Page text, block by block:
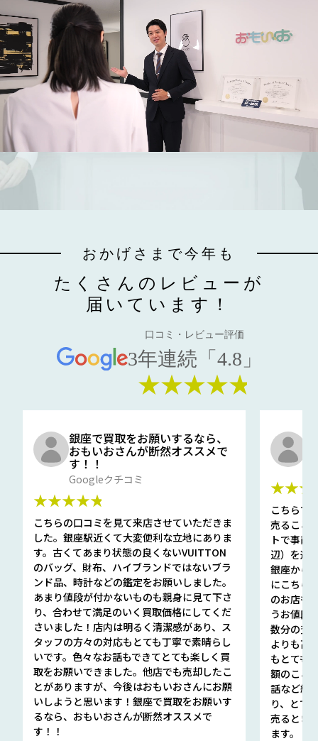
おかげさまで今年も
たくさんのレビューが
届いています！
口コミ・レビュー評価
3年連続「4.8」
★★★★★
銀座で買取をお願いするなら、
おもいおさんが断然オススメで
す！！
Googleクチコミ
★★★★★
こちらの口コミを見て来店させていただきま
した。銀座駅近くて大変便利な立地にありま
す。古くてあまり状態の良くないVUITTON
のバッグ、財布、ハイブランドではないブラ
ンド品、時計などの鑑定をお願いしました。
あまり値段が付かないものも親身に見て下さ
り、合わせて満足のいく買取価格にしてくだ
さいました！店内は明るく清潔感があり、ス
タッフの方々の対応もとても丁寧で素晴らし
いです。色々なお話もできてとても楽しく買
取をお願いできました。他店でも売却したこ
とがありますが、今後はおもいおさんにお願
いしようと思います！銀座で買取をお願いす
るなら、おもいおさんが断然オススメで
す！！
こちらで
売ること
トで事前
辺）を選
銀座から
にこちら
のお店も
うお値段
数分の査
よりも高
もとても
額のこと
話など細
り、とて
売るとき
ます。